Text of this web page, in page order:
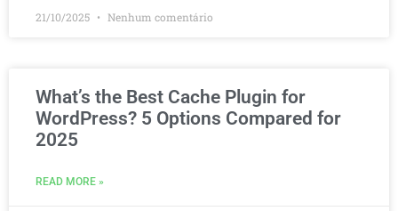
21/10/2025 Nenhum comentário
What’s the Best Cache Plugin for
WordPress? 5 Options Compared for
2025
READ MORE »